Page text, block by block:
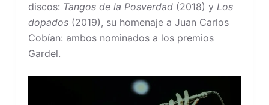
discos: Tangos de la Posverdad(2018) y Los
dopados(2019), su homenaje a Juan Carlos
Cobían: ambos nominados a los premios
Gardel.